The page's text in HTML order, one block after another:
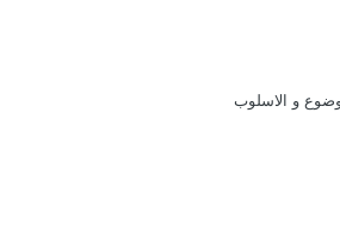
و الاسلوب